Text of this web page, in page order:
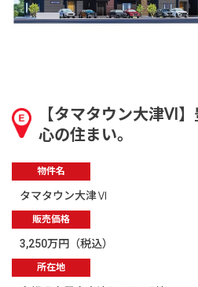
【タマタウン大津Ⅵ
心の住まい。
物件名
タマタウン大津Ⅵ
販売価格
3,250万円（税込）
所在地